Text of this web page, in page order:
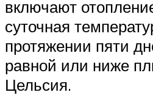
включают
суточная
протяжении пяти
равной или ниже
Цельсия.